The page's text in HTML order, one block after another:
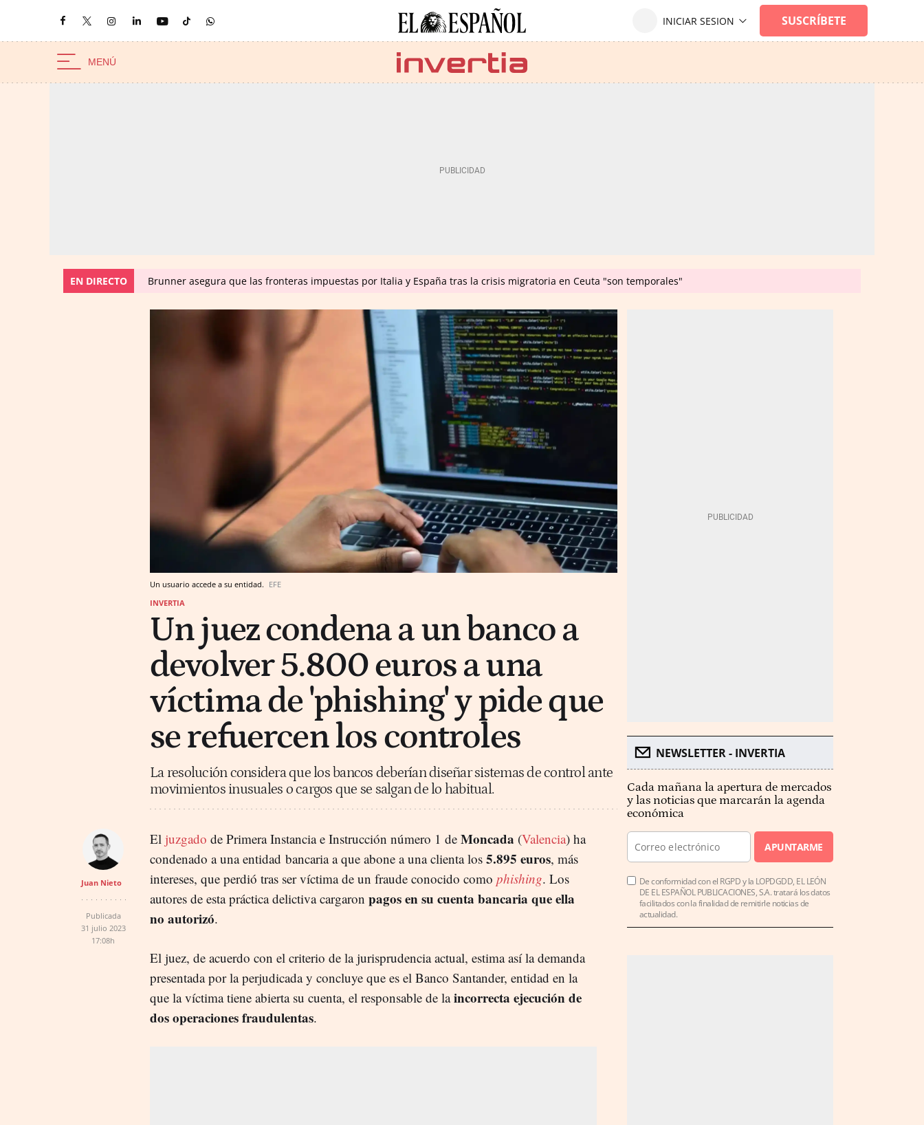
EN DIRECTO Brunner asegura que las fronteras impuestas por Italia y España tras la crisis migratoria en Ceuta "son temporales"
Un usuario accede a su entidad. EFE
INVERTIA
Un juez condena a un banco a
devolver 5.800 euros a una
víctima de 'phishing' y pide que
se refuercen los controles
La resolución considera que los bancos deberían diseñar sistemas de control ante
movimientos inusuales o cargos que se salgan de lo habitual.
Juan Nieto
Publicada
31 julio 2023
17:08h
El juzgado de Primera Instancia e Instrucción número 1 de Moncada (Valencia) ha
condenado a una entidad bancaria a que abone a una clienta los 5.895 euros, más
intereses, que perdió tras ser víctima de un fraude conocido como phishing. Los
autores de esta práctica delictiva cargaron pagos en su cuenta bancaria que ella
no autorizó.
El juez, de acuerdo con el criterio de la jurisprudencia actual, estima así la demanda
presentada por la perjudicada y concluye que es el Banco Santander, entidad en la
que la víctima tiene abierta su cuenta, el responsable de laincorrecta ejecución de
dos operaciones fraudulentas.
NEWSLETTER - INVERTIA
Cada mañana la apertura de mercados
y las noticias que marcarán la agenda
económica
APUNTARME
De conformidad con el RGPD y la LOPDGDD, EL LEÓN
DE EL ESPAÑOL PUBLICACIONES, S.A. tratará los datos
facilitados con la finalidad de remitirle noticias de
actualidad.